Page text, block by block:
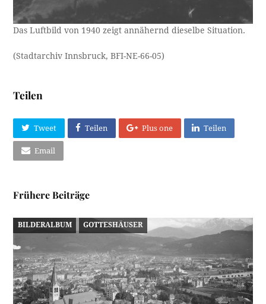
Das Luftbild von 1940 zeigt annähernd dieselbe Situation.
(Stadtarchiv Innsbruck, BFI-NE-66-05)
Teilen
Tweet Teilen Plus one Teilen
Email
Frühere Beiträge
BILDERALBUM GOTTESHÄUSER